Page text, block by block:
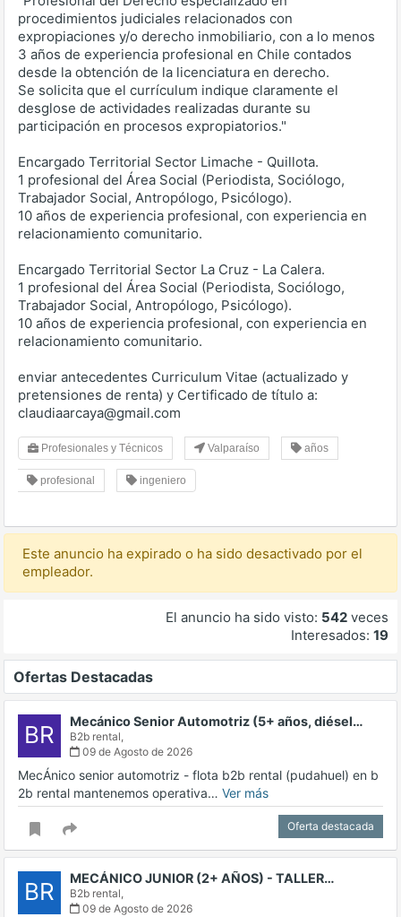
procedimientos judiciales relacionados con
expropiaciones y/o derecho inmobiliario, con a lo menos
3 años de experiencia profesional en Chile contados
desde la obtención de la licenciatura en derecho.
Se solicita que el currículum indique claramente el
desglose de actividades realizadas durante su
participación en procesos expropiatorios."
Encargado Territorial Sector Limache - Quillota.
1 profesional del Área Social (Periodista, Sociólogo,
Trabajador Social, Antropólogo, Psicólogo).
10 años de experiencia profesional, con experiencia en
relacionamiento comunitario.
Encargado Territorial Sector La Cruz - La Calera.
1 profesional del Área Social (Periodista, Sociólogo,
Trabajador Social, Antropólogo, Psicólogo).
10 años de experiencia profesional, con experiencia en
relacionamiento comunitario.
enviar antecedentes Curriculum Vitae (actualizado y
pretensiones de renta) y Certificado de título a:
claudiaarcaya@gmail.com
Profesionales y Técnicos Valparaíso años
profesional ingeniero
Este anuncio ha expirado o ha sido desactivado por el
empleador.
El anuncio ha sido visto: 542 veces
Interesados: 19
Ofertas Destacadas
BR Mecánico Senior Automotriz (5+ años, diésel…
B2b rental,
09 de Agosto de 2026
MecÁnico senior automotriz - flota b2b rental (pudahuel) en b
2b rental mantenemos operativa… Ver más
Oferta destacada
BR MECÁNICO JUNIOR (2+ AÑOS) - TALLER…
B2b rental,
09 de Agosto de 2026